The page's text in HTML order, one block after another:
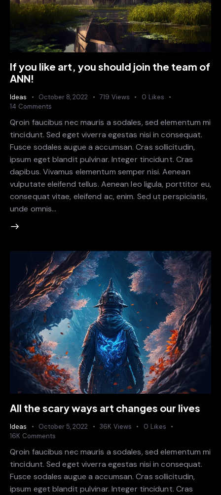
If you like art, you should join the team of
ANN!
Ideas October 8, 2022 719 Views 0 Likes
14 Comments
Qroin faucibus nec mauris a sodales, sed elementum mi
tincidunt. Sed eget viverra egestas nisi in consequat.
Fusce sodales augue a accumsan. Cras sollicitudin,
ipsum eget blandit pulvinar. Integer tincidunt. Cras
dapibus. Vivamus elementum semper nisi. Aenean
vulputate eleifend tellus. Aenean leo ligula, porttitor eu,
consequat vitae, eleifend ac, enim. Sed ut perspiciatis,
unde omnis…
All the scary ways art changes our lives
Ideas October 5, 2022 36K Views 0 Likes
16K Comments
Qroin faucibus nec mauris a sodales, sed elementum mi
tincidunt. Sed eget viverra egestas nisi in consequat.
Fusce sodales augue a accumsan. Cras sollicitudin,
ipsum eget blandit pulvinar. Integer tincidunt. Cras